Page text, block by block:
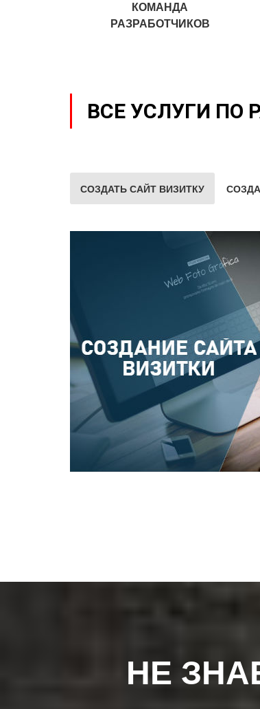
КОМАНДА
РАЗРАБОТЧИКОВ
ВСЕ УСЛУГИ ПО
СОЗДАТЬ САЙТ ВИЗИТКУ
НЕ